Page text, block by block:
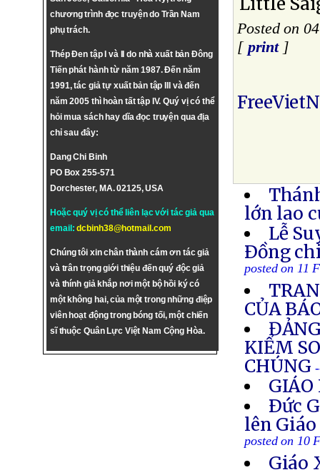
chương trình đọc truyện do Trần Nam
phụ trách.
Thép Đen tập I và II do nhà xuất bản Đông
Tiến phát hành từ năm 1987. Đến năm
1991, tác giả tự xuất bản tập III và đến
năm 2005 thì hoàn tất tập IV. Quý vị có thể
hỏi mua sách hay dĩa đọc truyện qua địa
chỉ sau đây:
Dang Chi Binh
PO Box 255-571
Dorchester, MA. 02125, USA
Hoặc quý vị có thể liên lạc với tác giả qua
email:dcbinh38@hotmail.com
Chúng tôi xin chân thành cám ơn tác giả
và trân trọng giới thiệu đến quý độc giả
và thính giả khắp nơi một bộ hồi ký có
một không hai, của một trong những điệp
viên hoạt động trong bóng tối, một chiến
sĩ thuộc Quân Lực Việt Nam Cộng Hòa.
Posted on
[ print]
lớn lao
Lễ
Ðồng
posted on 11
CỦA
KIỂM
CHÚNG
Ðức
lên
posted on 10
Giáo